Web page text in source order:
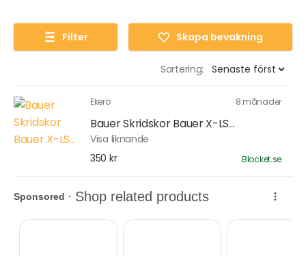
Filter Skapa bevakning
Sortering:
Ekerö 8 månader
Bauer Skridskor Bauer X-LS...
Visa liknande
350 kr
Blocket.se